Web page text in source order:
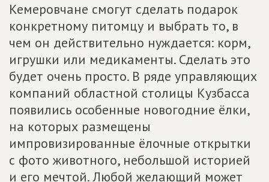
Кемеровчане смогут сделать подарок
конкретному питомцу и выбрать то, в
чем он действительно нуждается: корм,
игрушки или медикаменты. Сделать это
будет очень просто. В ряде управляющих
компаний областной столицы Кузбасса
появились особенные новогодние ёлки,
на которых размещены
импровизированные ёлочные открытки
с фото животного, небольшой историей
и его мечтой. Любой желающий может